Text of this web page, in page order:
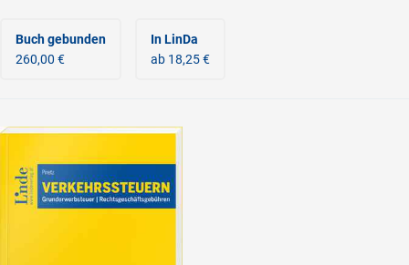
Buch gebunden
260,00 €
In LinDa
ab 18,25 €